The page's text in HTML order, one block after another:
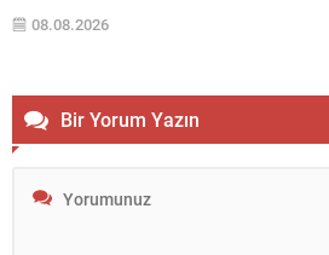
inşa edildi....
08.08.2026
Bir Yorum Yazın